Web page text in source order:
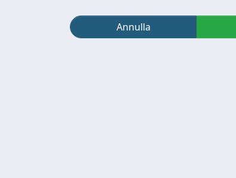
Annulla